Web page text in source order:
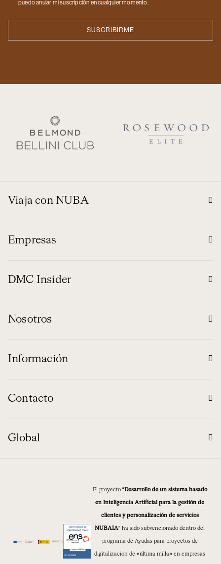
puedo anular mi suscripción en cualquier momento.
Viaja con NUBA
Empresas
DMC Insider
Nosotros
Información
Contacto
Global
El proyecto “Desarrollo de un sistema basado
en Inteligencia Artificial para la gestión de
clientes y personalización de servicios
NUBAIA” ha sido subvencionado dentro del
programa de Ayudas para proyectos de
digitalización de «última milla» en empresas